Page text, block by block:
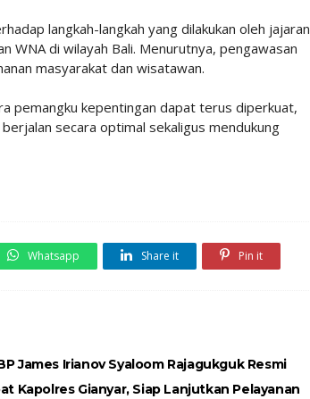
langkah-langkah yang dilakukan oleh jajaran
WNA di wilayah Bali. Menurutnya, pengawasan
masyarakat dan wisatawan.
pemangku kepentingan dapat terus diperkuat,
secara optimal sekaligus mendukung
Whatsapp Share it Pin it
James Irianov Syaloom Rajagukguk Resmi
Kapolres Gianyar, Siap Lanjutkan Pelayanan